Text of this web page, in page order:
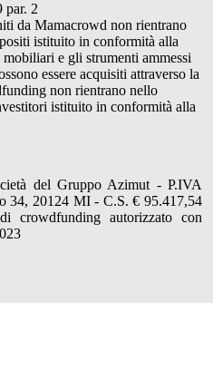
par. 2
da Mamacrowd non rientrano
istituito in conformità alla
e gli strumenti ammessi
essere acquisiti attraverso la
non rientrano nello
istituito in conformità alla
del Gruppo Azimut - P.IVA
34, 20124 MI - C.S. € 95.417,54
crowdfunding autorizzato con